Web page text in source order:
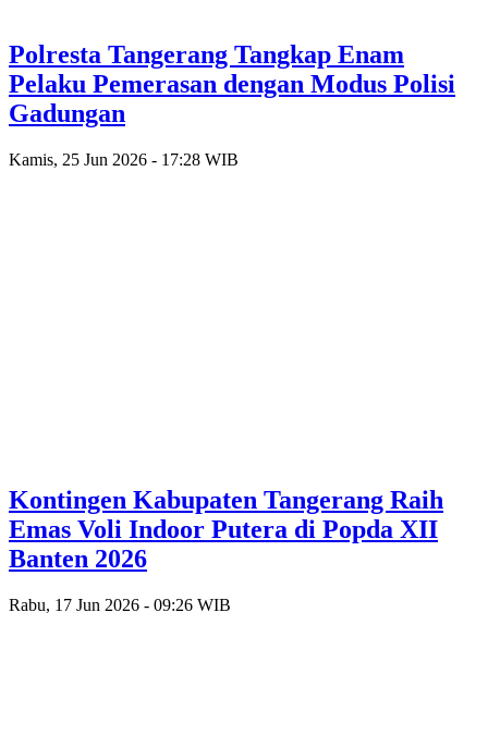
Polresta Tangerang Tangkap Enam
Pelaku Pemerasan dengan Modus Polisi
Gadungan
Kamis, 25 Jun 2026 - 17:28 WIB
Kontingen Kabupaten Tangerang Raih
Emas Voli Indoor Putera di Popda XII
Banten 2026
Rabu, 17 Jun 2026 - 09:26 WIB